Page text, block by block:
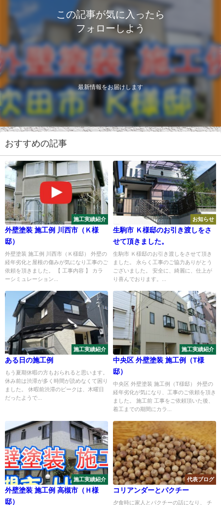
この記事が気に入ったら
フォローしよう
最新情報をお届けします
おすすめの記事
施工実績紹介
外壁塗装 施工例 川西市（Ｋ様
邸）
外壁塗装 施工例 川西市（Ｋ様邸） 外壁の
経年劣化と屋根の傷みが気になり工事のご
依頼を頂きました。 【 工事内容 】 カラ
ーシミュレーション...
お知らせ
生駒市 Ｋ様邸のお引き渡しをさ
せて頂きました。
生駒市 Ｋ様邸のお引き渡しをさせて頂き
ました。 永らく工事のご協力ありがとう
ございました。 安全に、綺麗に、仕上が
り喜んでおります。...
施工実績紹介
ある日の施工例
もう夏期休暇の方もおられると思います。
休み前は渋滞が多く時間が読めなくて困り
ました。 休暇前渋滞のピークは、木曜日
だったようで...
施工実績紹介
中央区 外壁塗装 施工例（T様
邸）
中央区 外壁塗装 施工例（T様邸） 外壁の
経年劣化が気になり、工事のご依頼を頂き
ました。 施工前 工事をご依頼頂いた後、
着工までの期間にカラ...
施工実績紹介
外壁塗装 施工例 高槻市（Ｈ様
邸）
代表ブログ
コリアンダーとパクチー
夕食時に家人とパクチーの話になり、 チ